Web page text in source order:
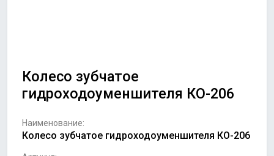
Колесо зубчатое
гидроходоуменшителя КО-206
Наименование:
Колесо зубчатое гидроходоуменшителя КО-206